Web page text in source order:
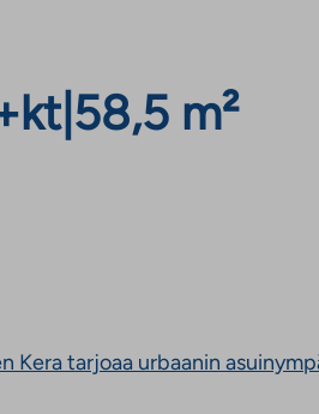
| 58,5 m²
Kera tarjoaa urbaanin